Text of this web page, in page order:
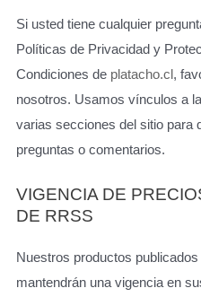
Si usted tiene cualquier
Políticas de Privacidad y
Condiciones de platacho.cl,
nosotros. Usamos vínculos a
varias secciones del sitio para
preguntas o comentarios.
VIGENCIA DE
DE RRSS
Nuestros productos
mantendrán una vigencia en